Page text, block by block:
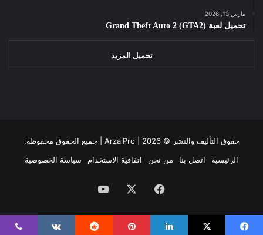
مارس 13, 2026
تحميل لعبة Grand Theft Auto 2 (GTA2)
تحميل المزيد
حقوق التأليف والنشر © ArzalPro | 2026 | جميع الحقوق محفوظة.
الرئيسية
اتصل بنا من نحن اتفاقية الاستخدام سياسة الخصوصية
فيسبوك ‫YouTube